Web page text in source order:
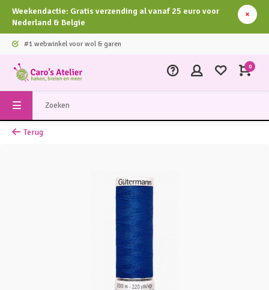
Weekendactie: Gratis verzending al vanaf 25 euro voor
Nederland & Belgie
#1 webwinkel voor wol & garen
0
Terug